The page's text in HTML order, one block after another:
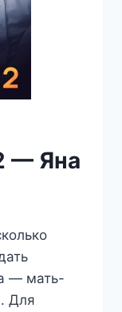
— Яна
— мать-
Для